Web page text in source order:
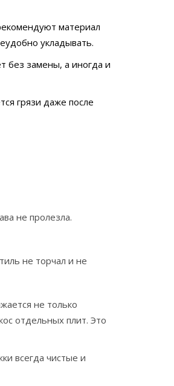
материал
укладывать.
без замены, а иногда и
грязи даже после
не пролезла.
не торчал и не
не только
отдельных плит. Это
всегда чистые и